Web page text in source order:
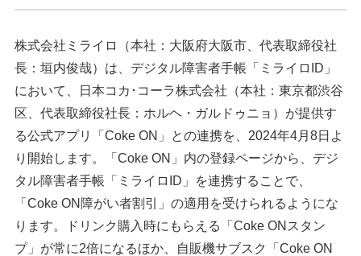
株式会社ミライロ（本社：大阪府大阪市、代表取締役社
長：垣内俊哉）は、デジタル障害者手帳「ミライロID」
において、日本コカ･コーラ株式会社（本社：東京都渋谷
区、代表取締役社長：ホルヘ・ガルドゥニョ）が提供す
る公式アプリ「Coke ON」との連携を、2024年4月8日よ
り開始します。「Coke ON」内の登録ページから、デジ
タル障害者手帳「ミライロID」を連携することで、
「Coke ON障がい者割引」の適用を受けられるようにな
ります。ドリンク購入時にもらえる「Coke ONスタン
プ」が常に2倍になるほか、自販機サブスク「Coke ON